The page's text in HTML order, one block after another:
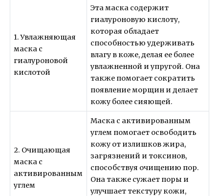
1. Увлажняющая
маска с
гиалуроновой
кислотой
Эта маска содержит
гиалуроновую кислоту,
которая обладает
способностью удерживать
влагу в коже, делая ее более
увлажненной и упругой. Она
также помогает сократить
появление морщин и делает
кожу более сияющей.
2. Очищающая
маска с
активированным
углем
Маска с активированным
углем помогает освободить
кожу от излишков жира,
загрязнений и токсинов,
способствуя очищению пор.
Она также сужает поры и
улучшает текстуру кожи,